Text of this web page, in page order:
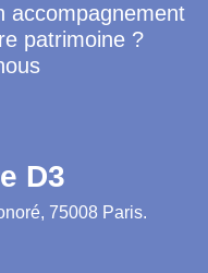
accompagnement
patrimoine ?
D3
75008 Paris.